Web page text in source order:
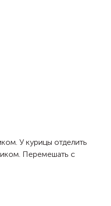
У курицы отделить
Перемешать с